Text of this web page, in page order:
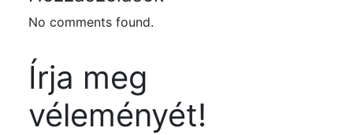
No comments found.
Írja meg
véleményét!